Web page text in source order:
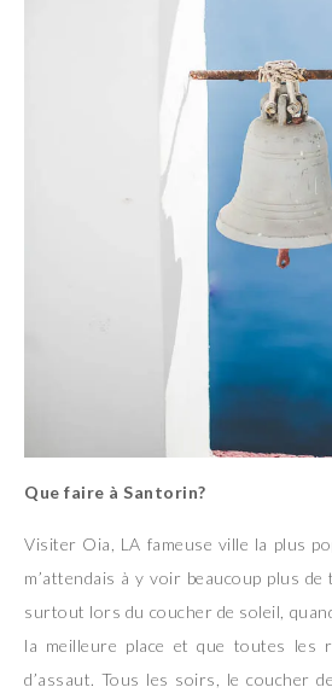
Que faire à Santorin?
Visiter Oia, LA fameuse ville la plus
m’attendais à y voir beaucoup plus
surtout lors du coucher de soleil,
la meilleure place et que toutes les
d’assaut. Tous les soirs, le coucher